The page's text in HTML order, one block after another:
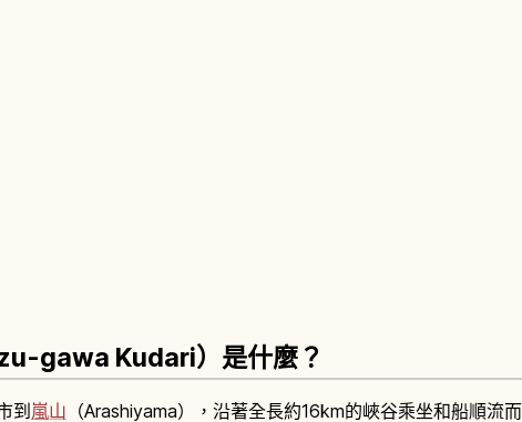
gawa Kudari）是什麼？
到 嵐山 （Arashiyama），沿著全長約16km的峽谷乘坐和船順流